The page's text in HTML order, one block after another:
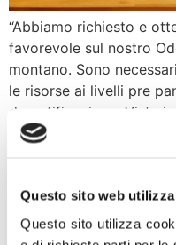
Questo sito web
Questo sito utilizza
“Abbiamo richiesto e
favorevole sul nostro
montano. Sono
le risorse ai livelli pre
desertificazione. Viste
climatiche che
Decreto